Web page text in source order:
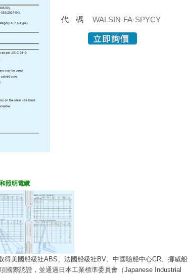
代碼 WALSIN-FA-SPYCY
照明電纜
美國船級社ABS、法國船級社BV、中國驗船中心CR、挪威船
國際認證，並通過日本工業標準委員會（Japanese Industrial